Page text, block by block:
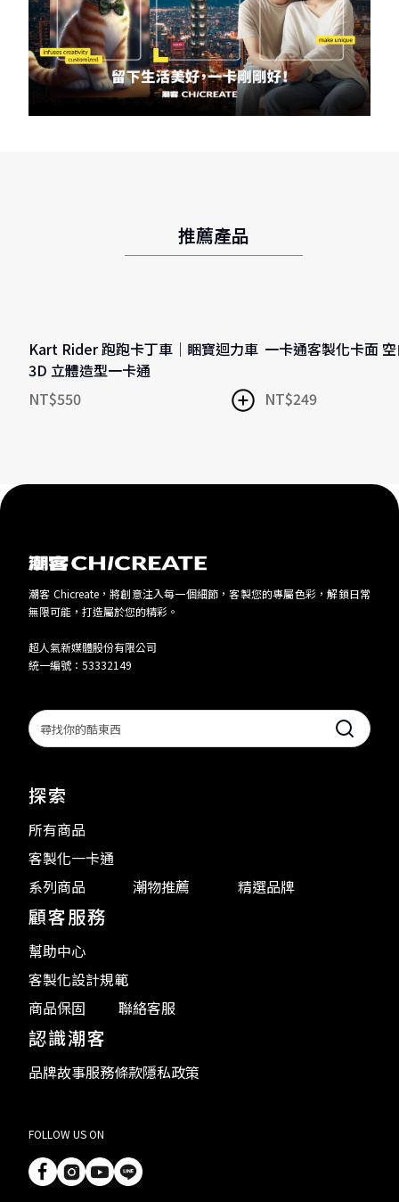
推薦產品
Kart Rider 跑跑卡丁車｜睏寶迴力車
3D 立體造型一卡通
NT$550
一卡通客製化卡面
NT$249
潮客 Chicreate，將創意注入每一個細節，客製您的專屬色彩，解鎖日常
無限可能，打造屬於您的精彩。
超人氣新媒體股份有限公司
統一編號：53332149
Search
探索
所有商品
客製化一卡通
系列商品
潮物推薦 精選品牌
顧客服務
幫助中心
客製化設計規範
商品保固
聯絡客服
認識潮客
品牌故事服務條款隱私政策
FOLLOW US ON